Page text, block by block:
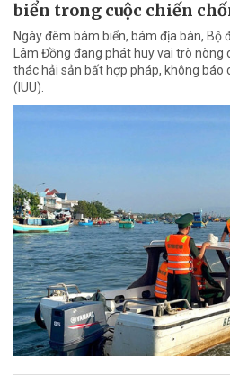
biển trong cuộc chiến
Ngày đêm bám biển, bám địa bàn, Bộ
Lâm Đồng đang phát huy vai trò
thác hải sản bất hợp pháp, không báo
(IUU).